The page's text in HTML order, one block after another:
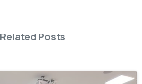
Related Posts